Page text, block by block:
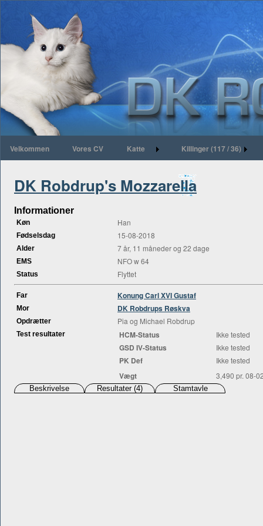
Velkommen Vores CV Katte Killinger (117 / 36)
DK Robdrup's Mozzarella
Informationer
Køn Han
Fødselsdag 15-08-2018
Alder 7 år, 11 måneder og 22 dage
EMS NFO w 64
Status Flyttet
Far Konung Carl XVI Gustaf
Mor DK Robdrups Røskva
Opdrætter Pia og Michael Robdrup
Test resultater HCM-Status Ikke tested
GSD IV-Status Ikke tested
PK Def Ikke tested
Vægt 3,490 pr. 08-